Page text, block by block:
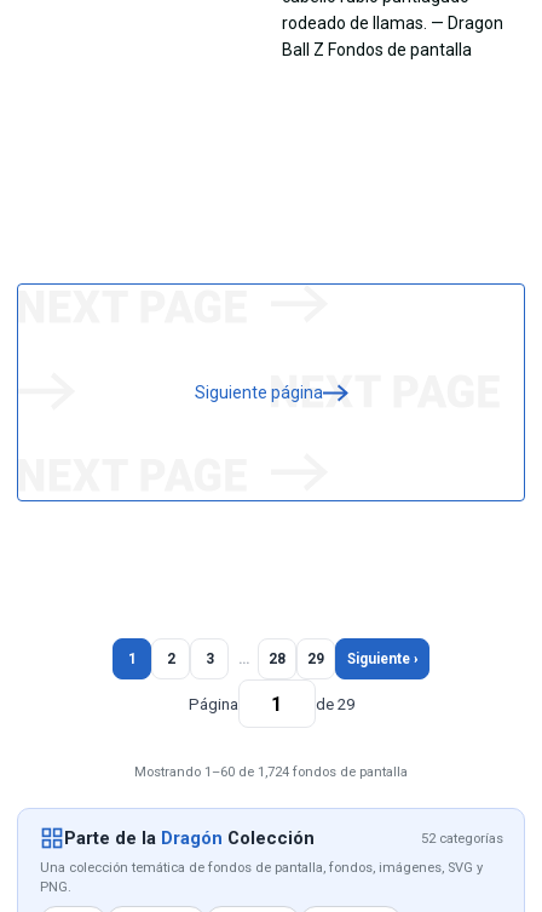
Siguiente página
1 2 3 … 28 29 Siguiente ›
Página de 29
Mostrando 1–60 de 1,724 fondos de pantalla
Parte de la Dragón Colección
52 categorías
Una colección temática de fondos de pantalla, fondos, imágenes, SVG y
PNG.